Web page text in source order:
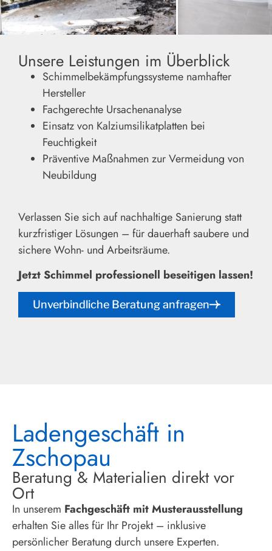
Unsere Leistungen im Überblick
Schimmelbekämpfungssysteme namhafter
Hersteller
Fachgerechte Ursachenanalyse
Einsatz von Kalziumsilikatplatten bei
Feuchtigkeit
Präventive Maßnahmen zur Vermeidung von
Neubildung
Verlassen Sie sich auf nachhaltige Sanierung statt
kurzfristiger Lösungen – für dauerhaft saubere und
sichere Wohn- und Arbeitsräume.
Jetzt Schimmel professionell beseitigen lassen!
Unverbindliche Beratung anfragen
Ladengeschäft in
Zschopau
Beratung & Materialien direkt vor
Ort
In unserem Fachgeschäft mit Musterausstellung
erhalten Sie alles für Ihr Projekt – inklusive
persönlicher Beratung durch unsere Experten.